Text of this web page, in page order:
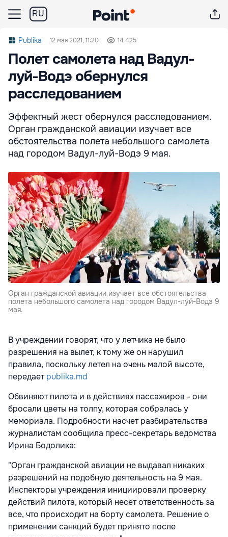
RU
Publika 12 мая 2021, 11:20 14 425
Полет самолета над Вадул-
луй-Водэ обернулся
расследованием
Эффектный жест обернулся расследованием.
Орган гражданской авиации изучает все
обстоятельства полета небольшого самолета
над городом Вадул-луй-Водэ 9 мая.
Орган гражданской авиации изучает все обстоятельства
полета небольшого самолета над городом Вадул-луй-Водэ 9
мая.
В учреждении говорят, что у летчика не было
разрешения на вылет, к тому же он нарушил
правила, поскольку летел на очень малой высоте,
передаетpublika.md
Обвиняют пилота и в действиях пассажиров - они
бросали цветы на толпу, которая собралась у
мемориала. Подробности насчет разбирательства
журналистам сообщила пресс-секретарь ведомства
Ирина Бодолика:
"Орган гражданской авиации не выдавал никаких
разрешений на подобную деятельность на 9 мая.
Инспекторы учреждения инициировали проверку
действий пилота, который несет ответственность за
все, что происходит на борту самолета. Решение о
применении санкций будет принято после